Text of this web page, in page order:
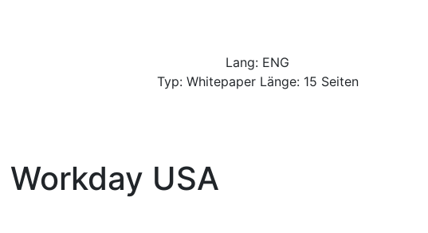
Lang: ENG
Typ: Whitepaper Länge: 15 Seiten
Workday USA